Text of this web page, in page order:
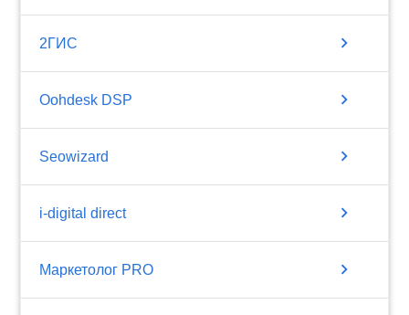
2ГИС chevron_right
Oohdesk DSP chevron_right
Seowizard chevron_right
i-digital direct chevron_right
Маркетолог PRO chevron_right